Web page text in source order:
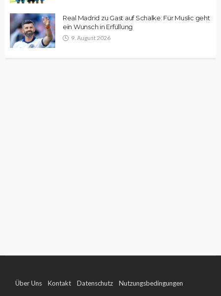
Real Madrid zu Gast auf Schalke: Für Muslic geht
ein Wunsch in Erfüllung
9. August 2026
Über Uns Kontakt Datenschutz Nutzungsbedingungen